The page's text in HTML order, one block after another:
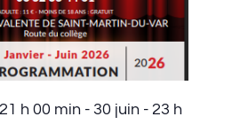
h 00 min- 30 juin - 23 h